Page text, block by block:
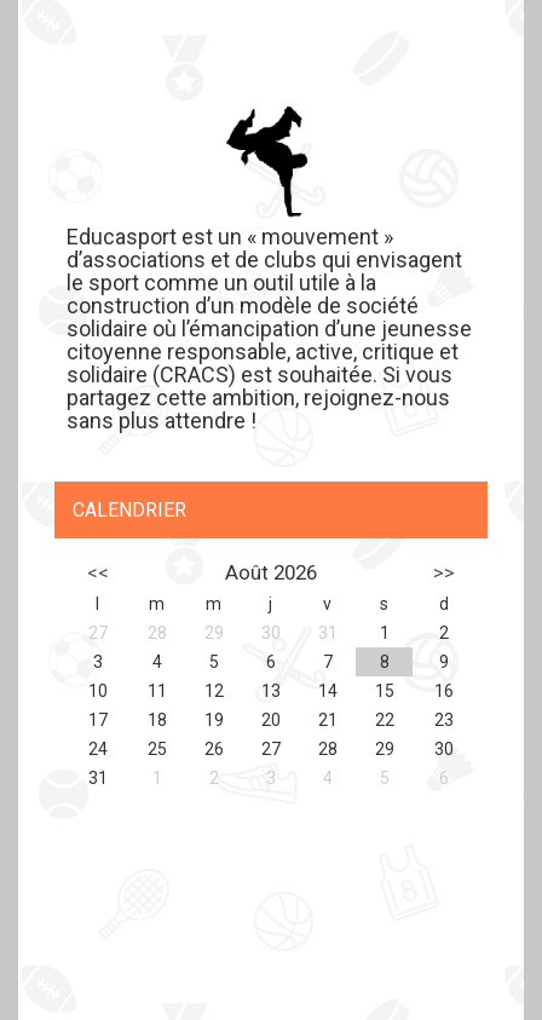
Educasport est un « mouvement »
d’associations et de clubs qui envisagent
le sport comme un outil utile à la
construction d’un modèle de société
solidaire où l’émancipation d’une jeunesse
citoyenne responsable, active, critique et
solidaire (CRACS) est souhaitée. Si vous
partagez cette ambition, rejoignez-nous
sans plus attendre !
CALENDRIER
<< Août 2026 >>
m m j v s
d
27
28 29 30 31 1
2
3
4 5 6 7 8
9
10
11 12 13 14 15
16
17
18 19 20 21 22
23
24
25 26 27 28 29
30
31
1 2 3 4 5 6